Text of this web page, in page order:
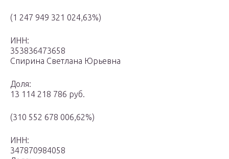
(1 247 949 321 024,63%)
ИНН:
353836473658
Спирина Светлана Юрьевна
Доля:
13 114 218 786 руб.
(310 552 678 006,62%)
ИНН:
347870984058